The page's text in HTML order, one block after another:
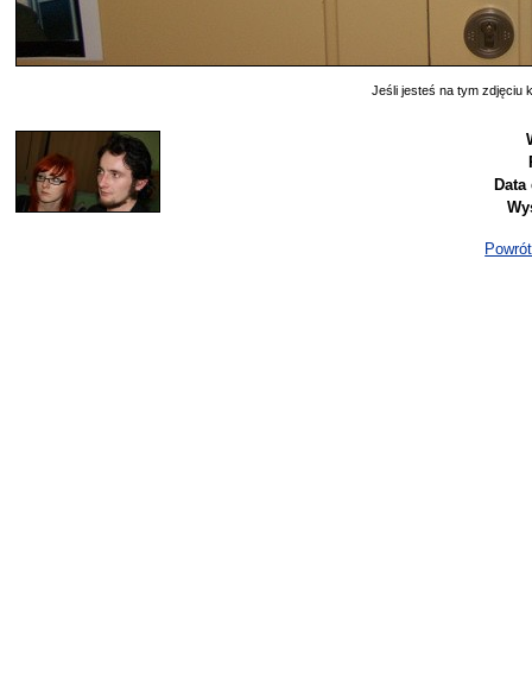
Jeśli jesteś na tym zdjęciu